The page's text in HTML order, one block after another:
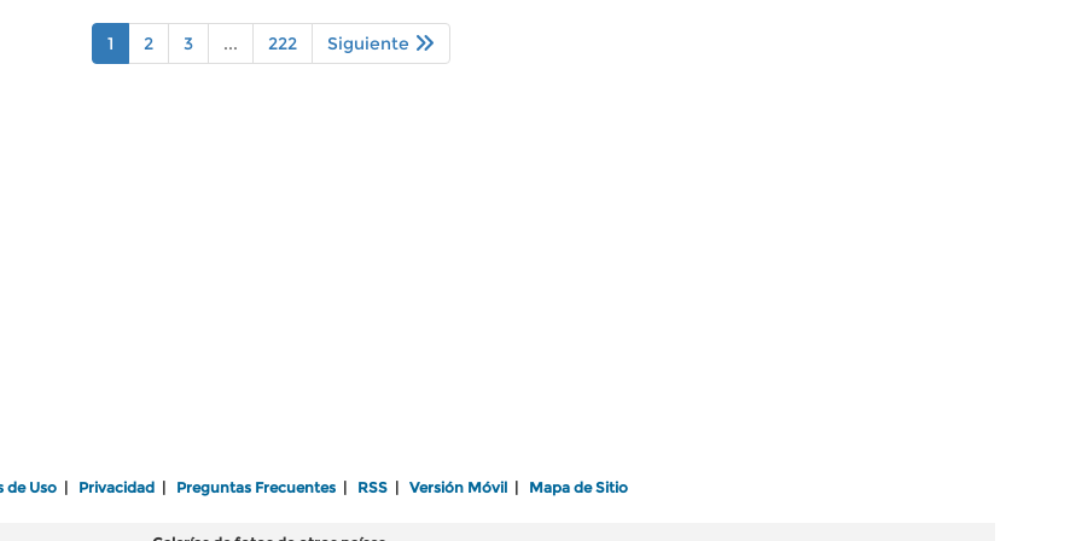
1 2 3 ... 222 Siguiente
de Uso Privacidad Preguntas Frecuentes RSS Versión Móvil Mapa de Sitio